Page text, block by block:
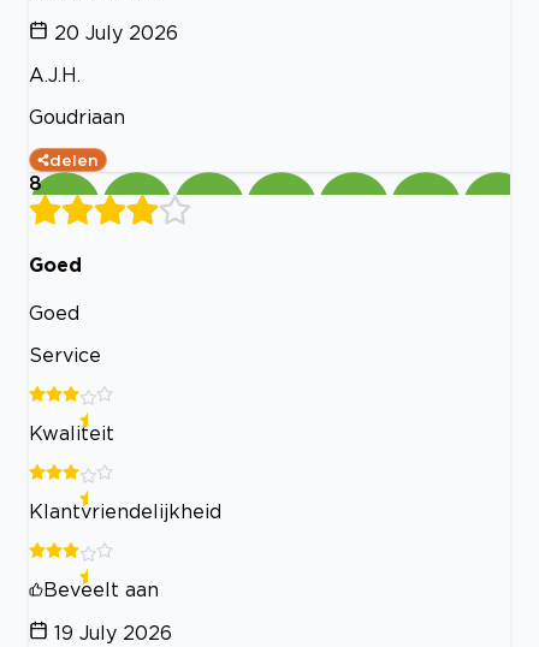
20 July 2026
A.J.H.
Goudriaan
delen
8
Goed
Goed
Service
Kwaliteit
Klantvriendelijkheid
Beveelt aan
19 July 2026